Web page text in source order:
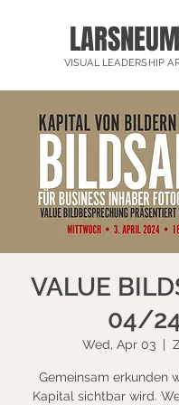
VISUAL LEADERSHIP
VALUE
04/
Wed, Apr 03
Gemeinsam erkunden
Kapital sichtbar wird.